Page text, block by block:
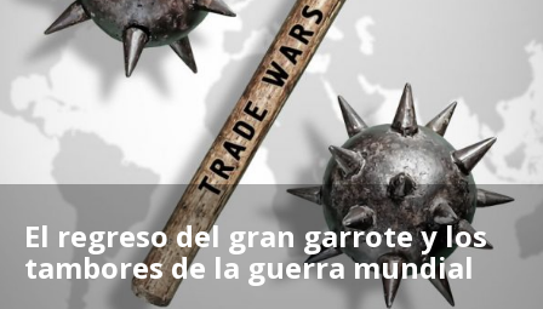
El regreso del gran garrote y los
tambores de la guerra mundial